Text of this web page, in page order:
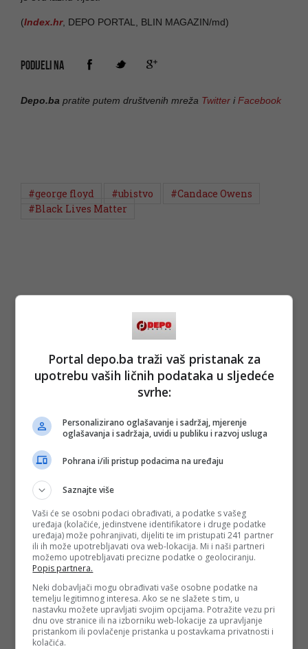
(Index.hr, DEPO PORTAL, BLIN MAGAZIN/md)
PODIJELI NA
Depo.ba pratite putem društvenih mreža Twitter iFacebook
#george floyd #ubistvo
#Candace Owens
#Black Lives Matter
Portal depo.ba traži vaš pristanak za
upotrebu vaših ličnih podataka u sljedeće
svrhe:
Personalizirano oglašavanje i sadržaj, mjerenje
oglašavanja i sadržaja, uvidi u publiku i razvoj usluga
Pohrana i/ili pristup podacima na uređaju
Saznajte više
Vaši će se osobni podaci obrađivati, a podatke s vašeg
uređaja (kolačiće, jedinstvene identifikatore i druge podatke
uređaja) može pohranjivati, dijeliti te im pristupati 241 partner
ili ih može upotrebljavati ova web-lokacija. Mi i naši partneri
možemo upotrebljavati precizne podatke o geolociranju.
Popis partnera.
Neki dobavljači mogu obrađivati vaše osobne podatke na
temelju legitimnog interesa. Ako se ne slažete s tim, u
nastavku možete upravljati svojim opcijama. Potražite vezu pri
dnu ove stranice ili na izborniku web-lokacije za upravljanje
pristankom ili povlačenje pristanka u postavkama privatnosti i
kolačića.